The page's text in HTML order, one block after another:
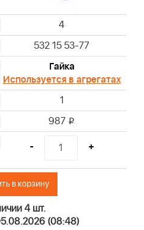
4
532 15 53-77
Гайка
Используется в агрегатах
1
987 i
- +
в корзину
4 шт.
(08:48)